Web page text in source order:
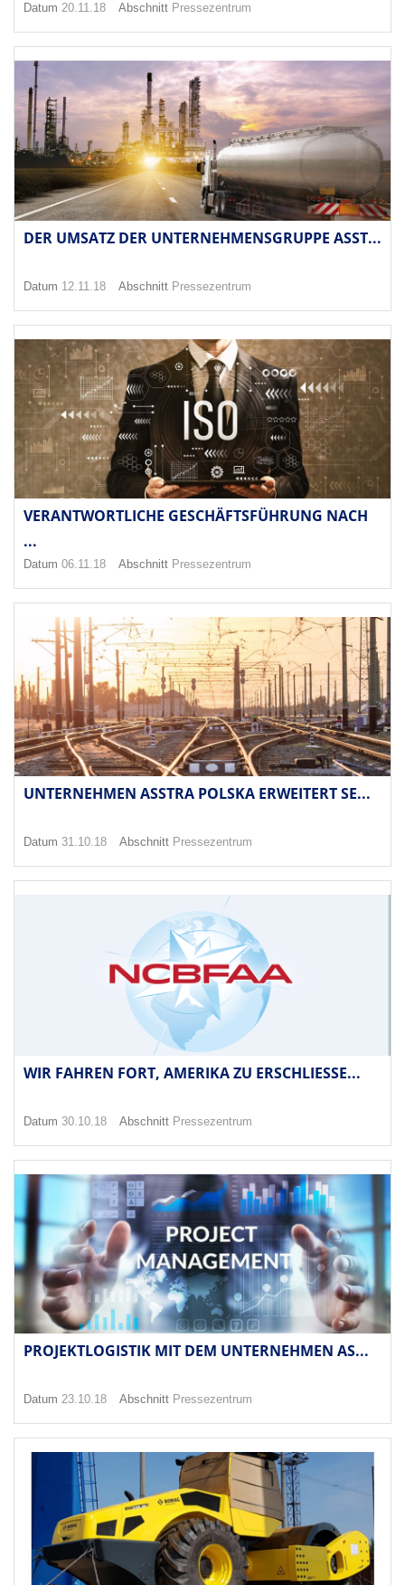
Datum 20.11.18 Abschnitt Pressezentrum
DER UMSATZ DER UNTERNEHMENSGRUPPE ASST...
Datum 12.11.18 Abschnitt Pressezentrum
VERANTWORTLICHE GESCHÄFTSFÜHRUNG NACH
...
Datum 06.11.18 Abschnitt Pressezentrum
UNTERNEHMEN ASSTRA POLSKA ERWEITERT SE...
Datum 31.10.18 Abschnitt Pressezentrum
WIR FAHREN FORT, AMERIKA ZU ERSCHLIESSE...
Datum 30.10.18 Abschnitt Pressezentrum
PROJEKTLOGISTIK MIT DEM UNTERNEHMEN AS...
Datum 23.10.18 Abschnitt Pressezentrum